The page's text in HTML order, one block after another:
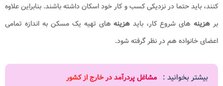
کنند، باید حتما در نزدیکی کسب و کار خود اسکان داشته باشند. بنابراین علاوه
بر هزینه های شروع کار، باید هزینه های تهیه یک مسکن به اندازه تمامی
اعضای خانواده هم در نظر گرفته شود.
بیشتر بخوانید : مشاغل پردرآمد در خارج از کشور